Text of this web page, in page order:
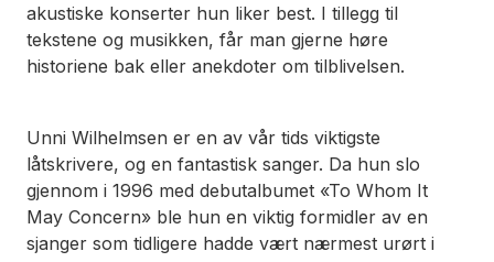
akustiske konserter hun liker best. I tillegg til
tekstene og musikken, får man gjerne høre
historiene bak eller anekdoter om tilblivelsen.
Unni Wilhelmsen er en av vår tids viktigste
låtskrivere, og en fantastisk sanger. Da hun slo
gjennom i 1996 med debutalbumet «To Whom It
May Concern» ble hun en viktig formidler av en
sjanger som tidligere hadde vært nærmest urørt i